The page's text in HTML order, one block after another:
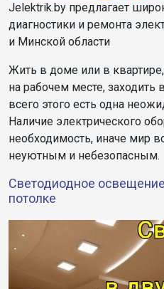
Jelektrik.by предлагает
диагностики и ремонта
и Минской области
Жить в доме или в квартире,
на рабочем месте, заходить
всего этого есть одна
Наличие электрического
необходимость, иначе мир
неуютным и небезопасным.
Светодиодное
потолке